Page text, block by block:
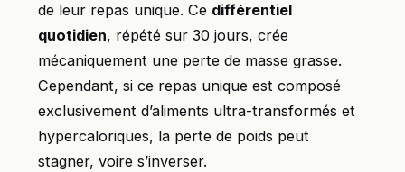
de leur repas unique. Ce différentiel
quotidien, répété sur 30 jours, crée
mécaniquement une perte de masse grasse.
Cependant, si ce repas unique est composé
exclusivement d’aliments ultra-transformés et
hypercaloriques, la perte de poids peut
stagner, voire s’inverser.